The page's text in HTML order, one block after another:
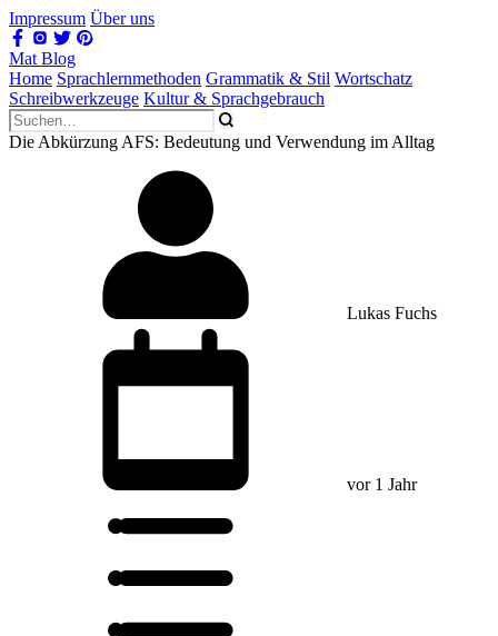
Impressum Über uns
Mat Blog
Home Sprachlernmethoden Grammatik & Stil Wortschatz
Schreibwerkzeuge Kultur & Sprachgebrauch
Die Abkürzung AFS: Bedeutung und Verwendung im Alltag
Lukas Fuchs
vor 1 Jahr